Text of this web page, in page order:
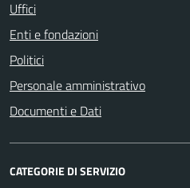
Uffici
Enti e fondazioni
Politici
Personale amministrativo
Documenti e Dati
CATEGORIE DI SERVIZIO